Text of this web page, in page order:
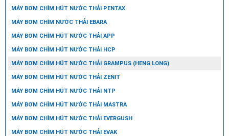
MÁY BƠM CHÌM HÚT NƯỚC THẢI PENTAX
MÁY BƠM CHÌM NƯỚC THẢI EBARA
MÁY BƠM CHÌM HÚT NƯỚC THẢI APP
MÁY BƠM CHÌM HÚT NƯỚC THẢI HCP
MÁY BƠM CHÌM HÚT NƯỚC THẢI GRAMPUS (HENG LONG)
MÁY BƠM CHÌM HÚT NƯỚC THẢI ZENIT
MÁY BƠM CHÌM HÚT NƯỚC THẢI NTP
MÁY BƠM CHÌM HÚT NƯỚC THẢI MASTRA
MÁY BƠM CHÌM HÚT NƯỚC THẢI EVERGUSH
MÁY BƠM CHÌM HÚT NƯỚC THẢI EVAK